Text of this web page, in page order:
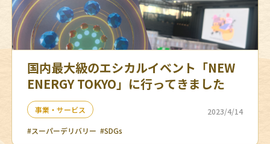
国内最大級のエシカルイベント「NEW
ENERGY TOKYO」に行ってきました
事業・サービス
2023/4/14
#スーパーデリバリー #SDGs